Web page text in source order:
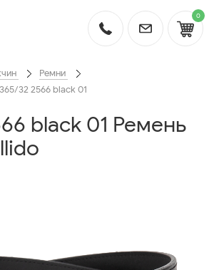
0
Ремни
32 2566 black 01
black 01 Ремень